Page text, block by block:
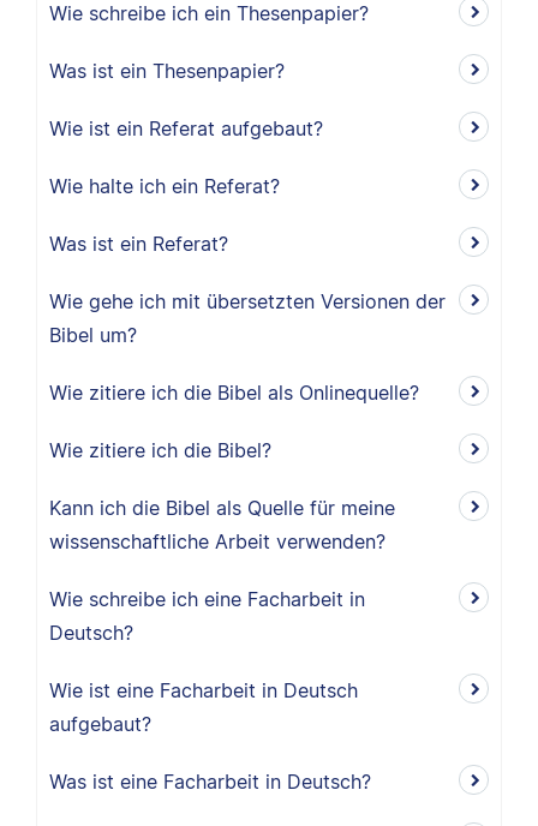
Wie schreibe ich ein Thesenpapier?
Was ist ein Thesenpapier?
Wie ist ein Referat aufgebaut?
Wie halte ich ein Referat?
Was ist ein Referat?
Wie gehe ich mit übersetzten Versionen der
Bibel um?
Wie zitiere ich die Bibel als Onlinequelle?
Wie zitiere ich die Bibel?
Kann ich die Bibel als Quelle für meine
wissenschaftliche Arbeit verwenden?
Wie schreibe ich eine Facharbeit in
Deutsch?
Wie ist eine Facharbeit in Deutsch
aufgebaut?
Was ist eine Facharbeit in Deutsch?